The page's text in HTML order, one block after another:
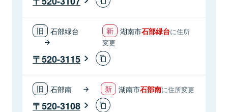
石部緑台 湖南市石部緑台に住所
変更
520-3115
石部南 湖南市石部南に住所変更
520-3108